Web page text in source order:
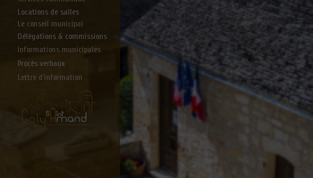
Locations de salles
Le conseil municipal
Délégations & commissions
Informations municipales
Lettre d'information
Procès verbaux